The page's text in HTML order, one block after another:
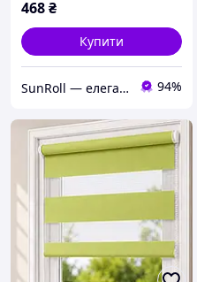
468₴
Купити
SunRoll — елегантність та комфорт у кожному вікні. 94%